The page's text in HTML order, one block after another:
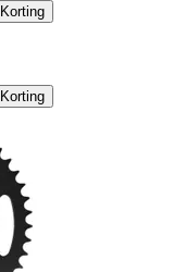
Korting
Korting